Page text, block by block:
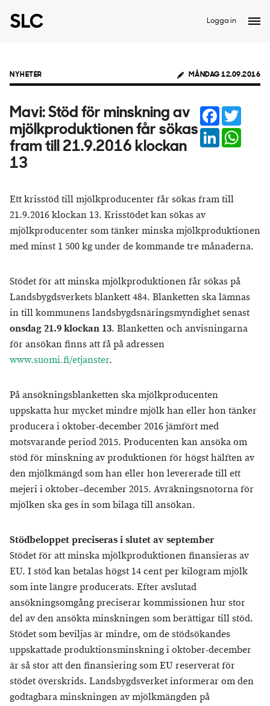
Logga in
NYHETER MÅNDAG 12.09.2016
Mavi: Stöd för minskning av
mjölkproduktionen får sökas
fram till 21.9.2016 klockan
13
Facebook
LinkedIn
Ett krisstöd till mjölkproducenter får sökas fram till
21.9.2016 klockan 13. Krisstödet kan sökas av
mjölkproducenter som tänker minska mjölkproduktionen
med minst 1 500 kg under de kommande tre månaderna.
Stödet för att minska mjölkproduktionen får sökas på
Landsbygdsverkets blankett 484. Blanketten ska lämnas
in till kommunens landsbygdsnäringsmyndighet senast
onsdag 21.9 klockan 13. Blanketten och anvisningarna
för ansökan finns att få på adressen
www.suomi.fi/etjanster.
På ansökningsblanketten ska mjölkproducenten
uppskatta hur mycket mindre mjölk han eller hon tänker
producera i oktober-december 2016 jämfört med
motsvarande period 2015. Producenten kan ansöka om
stöd för minskning av produktionen för högst hälften av
den mjölkmängd som han eller hon levererade till ett
mejeri i oktober–december 2015. Avräkningsnotorna för
mjölken ska ges in som bilaga till ansökan.
Stödbeloppet preciseras i slutet av september
Stödet för att minska mjölkproduktionen finansieras av
EU. I stöd kan betalas högst 14 cent per kilogram mjölk
som inte längre producerats. Efter avslutad
ansökningsomgång preciserar kommissionen hur stor
del av den ansökta minskningen som berättigar till stöd.
Stödet som beviljas är mindre, om de stödsökandes
uppskattade produktionsminskning i oktober-december
är så stor att den finansiering som EU reserverat för
stödet överskrids. Landsbygdsverket informerar om den
godtagbara minskningen av mjölkmängden på